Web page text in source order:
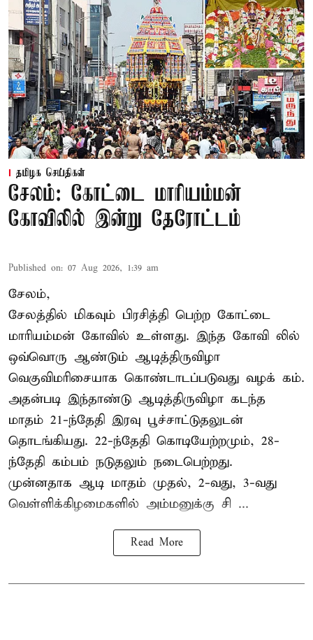
தமிழக செய்திகள்
சேலம்: கோட்டை மாரியம்மன்
கோவிலில் இன்று தேரோட்டம்
Published on: 07 Aug 2026, 1:39 am
சேலம்,
சேலத்தில் மிகவும் பிரசித்தி பெற்ற கோட்டை
மாரியம்மன் கோவில் உள்ளது. இந்த கோவி லில்
ஒவ்வொரு ஆண்டும் ஆடித்திருவிழா
வெகுவிமரிசையாக கொண்டாடப்படுவது வழக் கம்.
அதன்படி இந்தாண்டு ஆடித்திருவிழா கடந்த
மாதம் 21-ந்தேதி இரவு பூச்சாட்டுதலுடன்
தொடங்கியது. 22-ந்தேதி கொடியேற்றமும், 28-
ந்தேதி கம்பம் நடுதலும் நடைபெற்றது.
முன்னதாக ஆடி மாதம் முதல், 2-வது, 3-வது
வெள்ளிக்கிழமைகளில் அம்மனுக்கு சி ...
Read More